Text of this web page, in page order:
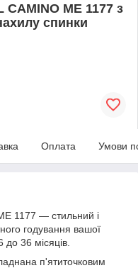
CAMINO ME 1177 з
спинки
Оплата Умови
1177 — стильний і
годування вашої
36 місяців.
п'ятиточковим